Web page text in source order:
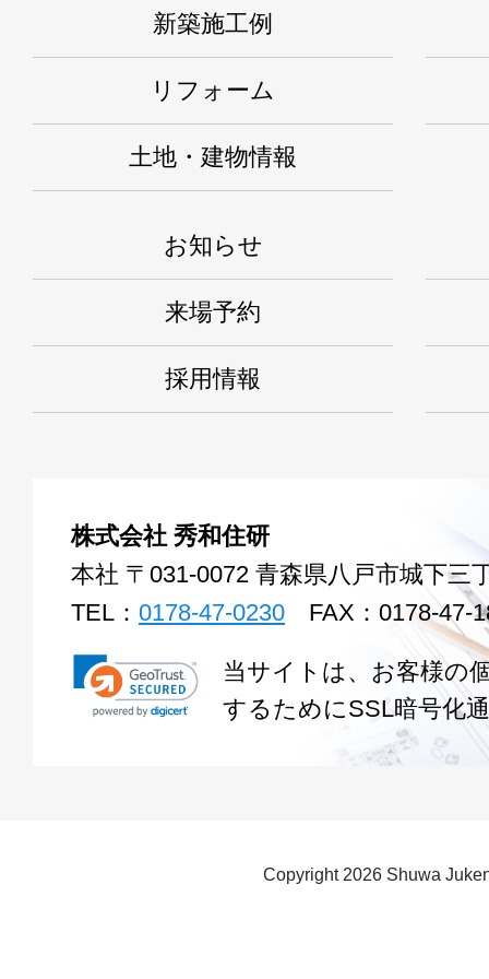
新築施工例
リフォーム
土地・建物情報
お知らせ
来場予約
採用情報
株式会社 秀和住研
本社 〒031-0072 青森県八戸市城下三
TEL： 0178-47-0230 FAX：0178-47-
当サイトは、お客様の
するためにSSL暗号化
Copyright 2026 Shuwa